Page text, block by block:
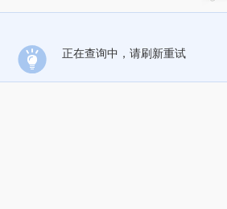
正在查询中，请刷新重试